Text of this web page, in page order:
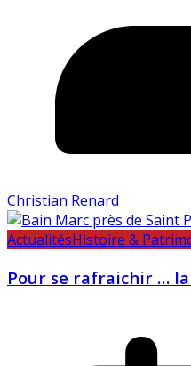
Christian Renard
ActualitésHistoire &
Pour se rafraichir …